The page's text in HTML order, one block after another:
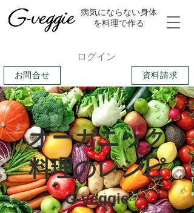
​病気にならない身体
を料理で作る
お問合せ
ログイン
資料請求
​オーガニック
料理のレシピ
G-veggie